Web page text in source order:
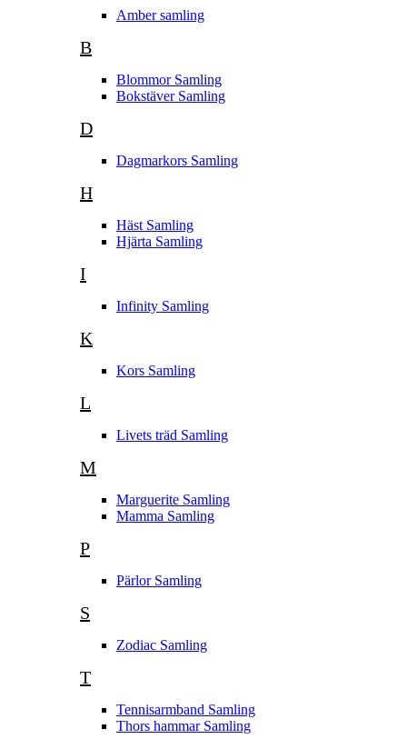
Amber samling
B
Blommor Samling
Bokstäver Samling
D
Dagmarkors Samling
H
Häst Samling
Hjärta Samling
I
Infinity Samling
K
Kors Samling
L
Livets träd Samling
M
Marguerite Samling
Mamma Samling
P
Pärlor Samling
S
Zodiac Samling
T
Tennisarmband Samling
Thors hammar Samling